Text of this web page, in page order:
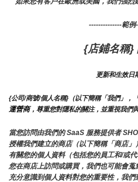
--------------範例
{店鋪名稱}
更新和生效日
{公司/商號/個人名稱}（以下簡稱「我們」，
運營商，尊重您對隱私的關注，並重視我們
當您訪問由我們的 SaaS 服務提供者
授權我們建立的商店（以下簡稱「商店
有關您的個人資料（包括您的員工和/或
您在商店上訪問或購買，我們也可能會
充分意識到個人資料對您的重要性，我們